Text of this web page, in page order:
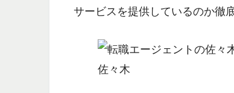
サービスを提供しているのか徹
佐々木